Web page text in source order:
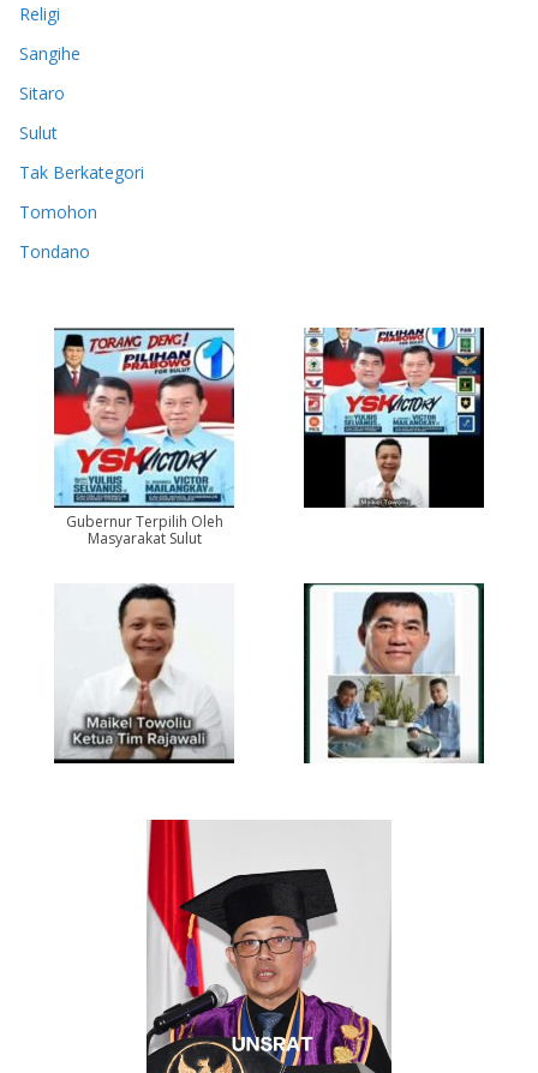
Religi
Sangihe
Sitaro
Sulut
Tak Berkategori
Tomohon
Tondano
Gubernur Terpilih Oleh
Masyarakat Sulut